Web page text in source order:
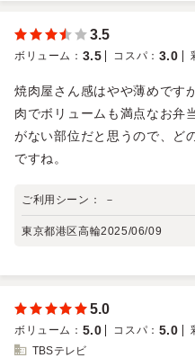
3.5
ボリューム ： 3.5 コスパ ： 3.0
焼肉屋さん感はやや薄めです
肉でボリュームも満点なお弁
がない部位だと思うので、ど
ですね。
ご利用シーン： －
東京都港区高輪2025/06/09
5.0
ボリューム ： 5.0 コスパ ： 5.0
TBSテレビ